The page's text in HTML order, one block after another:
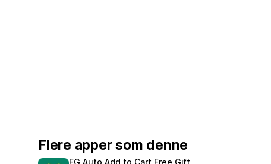
Flere apper som denne
EG Auto Add to Cart Free Gift